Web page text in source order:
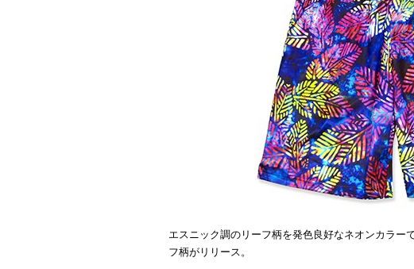
エスニック調のリーフ柄を発色良好なネオンカラー
フ柄がリリース。